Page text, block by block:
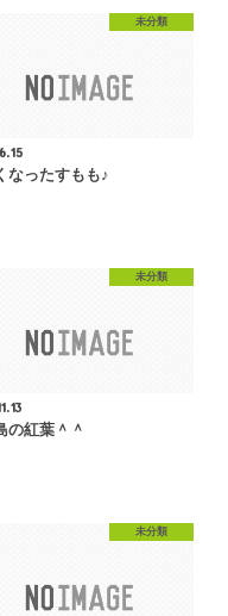
未分類
なったすもも♪
未分類
の紅葉＾＾
未分類